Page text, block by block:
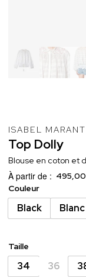
ISABEL
Top Dolly
Blouse en coton et
À partir de :
Couleur
Black Blanc
Taille
34 36